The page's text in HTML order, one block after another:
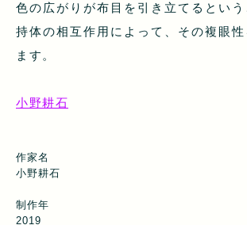
色の広がりが布目を引き立てるとい
持体の相互作用によって、その複眼性
ます。
小野耕石
作家名
小野耕石
制作年
2019